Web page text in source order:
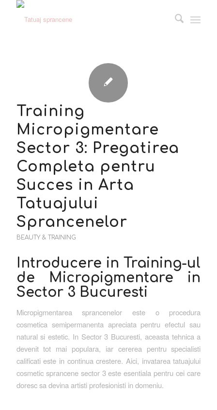
Training
Micropigmentare
Sector 3: Pregatirea
Completa pentru
Succes in Arta
Tatuajului
Sprancenelor
BEAUTY & TRAINING
Introducere in Training-ul
de Micropigmentare in
Sector 3 Bucuresti
Micropigmentarea sprancenelor este o procedura
cosmetica semipermanenta apreciata pentru efectul sau
natural si estetic. In Sector 3 Bucuresti, aceasta tehnica a
devenit tot mai populara, iar cererea pentru specialisti
calificati este in continua crestere. Aici, invatarea tatuajului
cosmetic sprancene sector 3 este esentiala pentru cei care
doresc sa devina artisti profesionisti in domeniu.